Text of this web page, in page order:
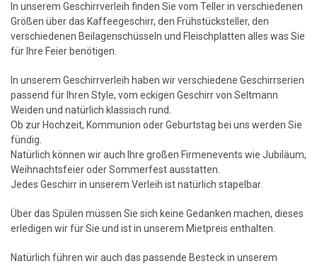
In unserem Geschirrverleih finden Sie vom Teller in verschiedenen
Größen über das Kaffeegeschirr, den Frühstücksteller, den
verschiedenen Beilagenschüsseln und Fleischplatten alles was Sie
für Ihre Feier benötigen.
In unserem Geschirrverleih haben wir verschiedene Geschirrserien
passend für Ihren Style, vom eckigen Geschirr von Seltmann
Weiden und natürlich klassisch rund.
Ob zur Hochzeit, Kommunion oder Geburtstag bei uns werden Sie
fündig.
Natürlich können wir auch Ihre großen Firmenevents wie Jubiläum,
Weihnachtsfeier oder Sommerfest ausstatten.
Jedes Geschirr in unserem Verleih ist natürlich stapelbar.
Über das Spülen müssen Sie sich keine Gedanken machen, dieses
erledigen wir für Sie und ist in unserem Mietpreis enthalten.
Natürlich führen wir auch das passende Besteck in unserem